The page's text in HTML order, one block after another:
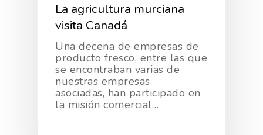
La agricultura murciana
visita Canadá
Una decena de empresas de
producto fresco, entre las que
se encontraban varias de
nuestras empresas
asociadas, han participado en
la misión comercial…